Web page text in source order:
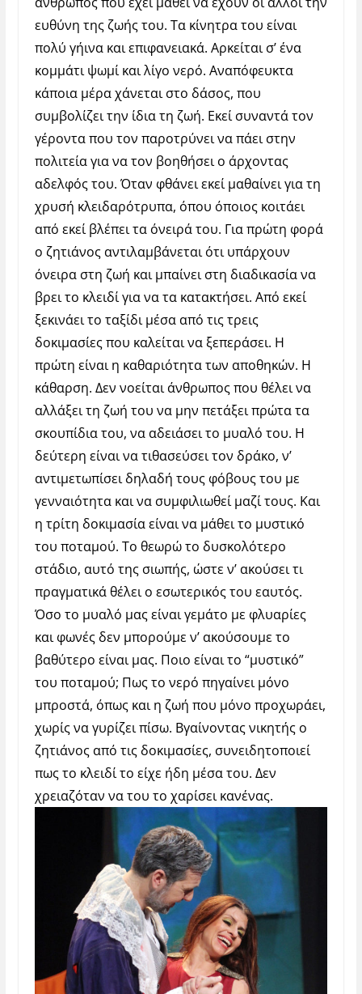
ευθύνη της ζωής του. Τα κίνητρα του είναι
πολύ γήινα και επιφανειακά. Αρκείται σ’ ένα
κομμάτι ψωμί και λίγο νερό. Αναπόφευκτα
κάποια μέρα χάνεται στο δάσος, που
συμβολίζει την ίδια τη ζωή. Εκεί συναντά τον
γέροντα που τον παροτρύνει να πάει στην
πολιτεία για να τον βοηθήσει ο άρχοντας
αδελφός του. Όταν φθάνει εκεί μαθαίνει για τη
χρυσή κλειδαρότρυπα, όπου όποιος κοιτάει
από εκεί βλέπει τα όνειρά του. Για πρώτη φορά
ο ζητιάνος αντιλαμβάνεται ότι υπάρχουν
όνειρα στη ζωή και μπαίνει στη διαδικασία να
βρει το κλειδί για να τα κατακτήσει. Από εκεί
ξεκινάει το ταξίδι μέσα από τις τρεις
δοκιμασίες που καλείται να ξεπεράσει. Η
πρώτη είναι η καθαριότητα των αποθηκών. Η
κάθαρση. Δεν νοείται άνθρωπος που θέλει να
αλλάξει τη ζωή του να μην πετάξει πρώτα τα
σκουπίδια του, να αδειάσει το μυαλό του. Η
δεύτερη είναι να τιθασεύσει τον δράκο, ν’
αντιμετωπίσει δηλαδή τους φόβους του με
γενναιότητα και να συμφιλιωθεί μαζί τους. Και
η τρίτη δοκιμασία είναι να μάθει το μυστικό
του ποταμού. Το θεωρώ το δυσκολότερο
στάδιο, αυτό της σιωπής, ώστε ν’ ακούσει τι
πραγματικά θέλει ο εσωτερικός του εαυτός.
Όσο το μυαλό μας είναι γεμάτο με φλυαρίες
και φωνές δεν μπορούμε ν’ ακούσουμε το
βαθύτερο είναι μας. Ποιο είναι το “μυστικό”
του ποταμού; Πως το νερό πηγαίνει μόνο
μπροστά, όπως και η ζωή που μόνο προχωράει,
χωρίς να γυρίζει πίσω. Βγαίνοντας νικητής ο
ζητιάνος από τις δοκιμασίες, συνειδητοποιεί
πως το κλειδί το είχε ήδη μέσα του. Δεν
χρειαζόταν να του το χαρίσει κανένας.